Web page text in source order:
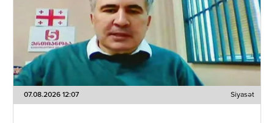
07.08.2026 12:07 Siyasət